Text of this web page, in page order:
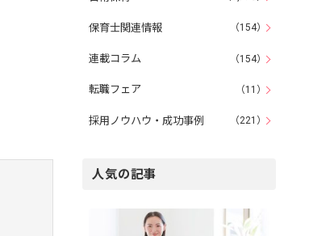
保育士関連情報 （154）
連載コラム （154）
転職フェア （11）
採用ノウハウ・成功事例 （221）
人気の記事